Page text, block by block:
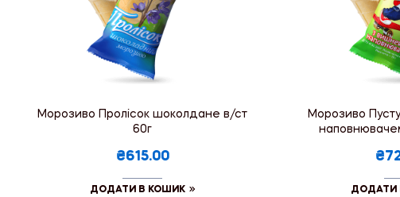
Морозиво Пролісок шоколдане в/ст
60г
₴615.00
ДОДАТИ В КОШИК
Морозиво
ДОДАТИ